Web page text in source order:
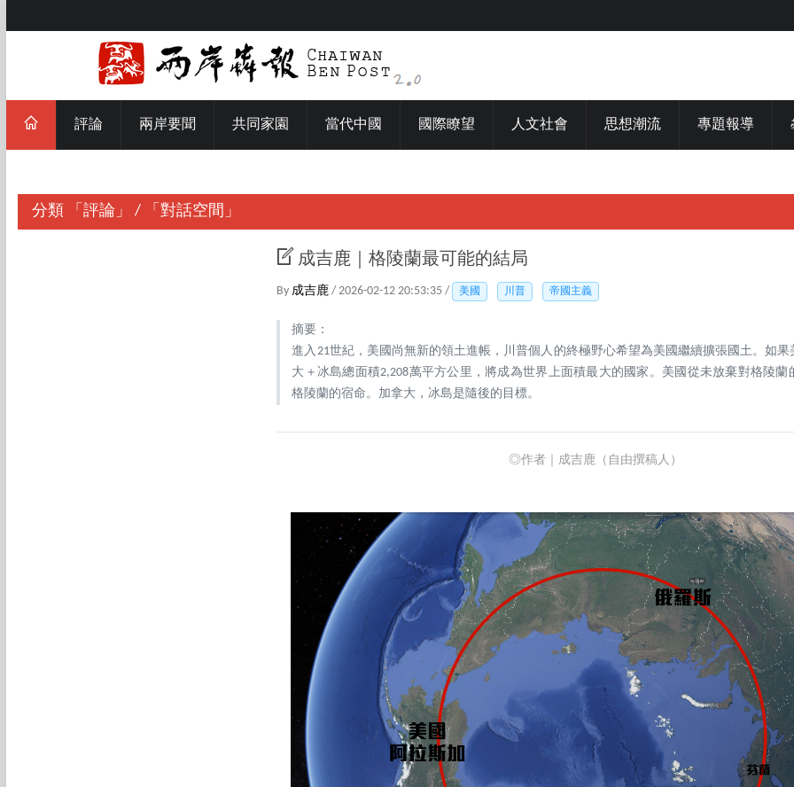
評論 兩岸要聞 共同家園 當代中國 國際瞭望 人文社會 思想潮流 專題報導
分類 「評論」 / 「對話空間」
成吉鹿｜格陵蘭最可能的結局
By 成吉鹿 / 2026-02-12 20:53:35 / 美國 川普 帝國主義
摘要：
進入21世紀，美國尚無新的領土進帳，川普個人的終極野心希望為美國繼續擴張國土。如
大＋冰島總面積2,208萬平方公里，將成為世界上面積最大的國家。美國從未放棄對格陵蘭
格陵蘭的宿命。加拿大，冰島是隨後的目標。
◎作者｜成吉鹿（自由撰稿人）